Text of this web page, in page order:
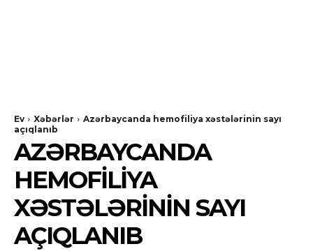
Ev Xəbərlər
Azərbaycanda hemofiliya xəstələrinin sayı
açıqlanıb
AZƏRBAYCANDA
HEMOFILIYA
XƏSTƏLƏRININ SAYI
AÇIQLANIB